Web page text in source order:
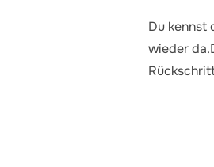
Du kennst
wieder